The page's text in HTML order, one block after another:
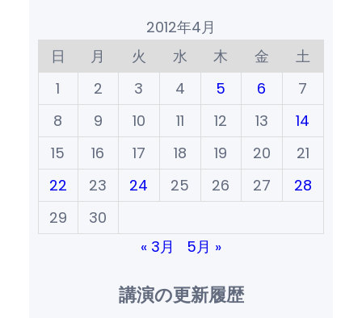
2012年4月
日
月 火 水 木 金
土
1
2 3 4 5 6
7
8
9 10 11 12 13
14
15
16 17 18 19 20
21
22
23 24 25 26 27
28
29
30
« 3月
5月 »
講演の更新履歴